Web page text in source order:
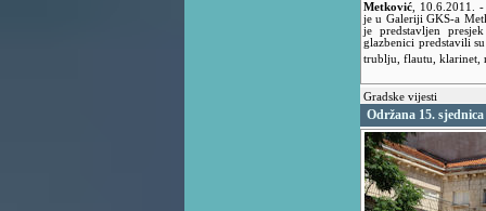
Metković 10.6.2011. -
je u Galeriji GKS-a
je predstavljen
glazbenici predstavili
trublju, flautu, klarinet,
Gradske vijesti
Održana 15.